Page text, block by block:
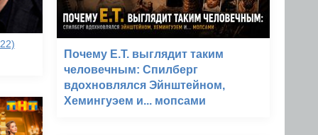
Почему E.T. выглядит таким
человечным: Спилберг
вдохновлялся Эйнштейном,
Хемингуэем и... мопсами